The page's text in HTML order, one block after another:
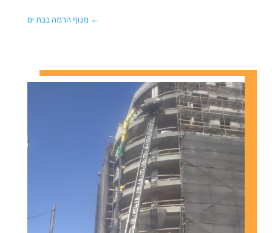
← מנוף הרמה בבת ים